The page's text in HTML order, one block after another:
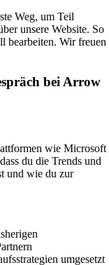
Weg, um Teil
unsere Website. So
bearbeiten. Wir freuen
bei Arrow
wie Microsoft
du die Trends und
und wie du zur
umgesetzt